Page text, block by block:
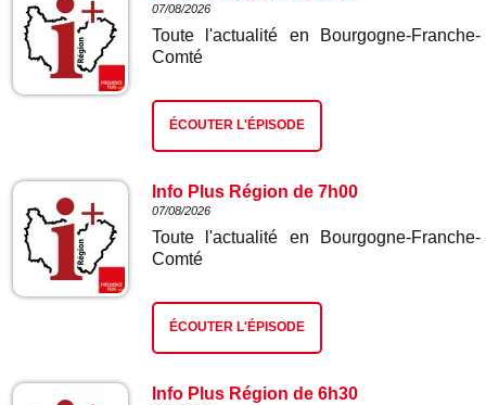
07/08/2026
Toute l'actualité en Bourgogne-Franche-
Comté
ÉCOUTER L'ÉPISODE
Info Plus Région de 7h00
07/08/2026
Toute l'actualité en Bourgogne-Franche-
Comté
ÉCOUTER L'ÉPISODE
Info Plus Région de 6h30